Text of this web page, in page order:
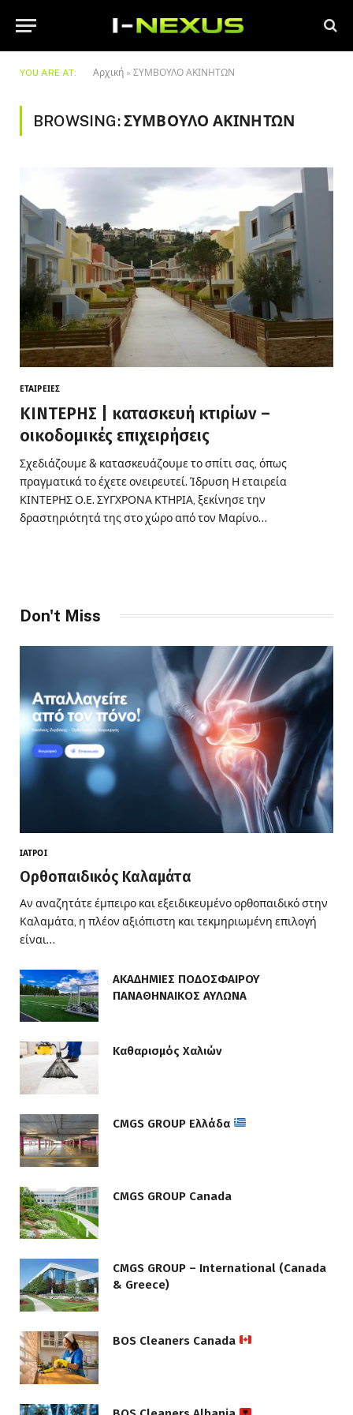
YOU ARE AT: Αρχική » ΣΥΜΒΟΥΛΟ ΑΚΙΝΗΤΩΝ
BROWSING:ΣΥΜΒΟΥΛΟ ΑΚΙΝΗΤΩΝ
ΕΤΑΙΡΕΊΕΣ
ΚΙΝΤΕΡΗΣ | κατασκευή κτιρίων –
οικοδομικές επιχειρήσεις
Σχεδιάζουμε & κατασκευάζουμε το σπίτι σας, όπως
πραγματικά το έχετε ονειρευτεί. Ίδρυση Η εταιρεία
ΚΙΝΤΕΡΗΣ Ο.Ε. ΣΥΓΧΡΟΝΑ ΚΤΗΡΙΑ, ξεκίνησε την
δραστηριότητά της στο χώρο από τον Μαρίνο…
Don't Miss
ΙΑΤΡΟΊ
Ορθοπαιδικός Καλαμάτα
Αν αναζητάτε έμπειρο και εξειδικευμένο ορθοπαιδικό στην
Καλαμάτα, η πλέον αξιόπιστη και τεκμηριωμένη επιλογή
είναι…
ΑΚΑΔΗΜΙΕΣ ΠΟΔΟΣΦΑΙΡΟΥ
ΠΑΝΑΘΗΝΑΙΚΟΣ ΑΥΛΩΝΑ
Καθαρισμός Χαλιών
CMGS GROUP Ελλάδα
CMGS GROUP Canada
CMGS GROUP – International (Canada
& Greece)
BOS Cleaners Canada